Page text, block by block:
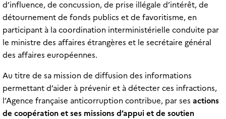
d’influence, de concussion, de prise illégale d’intérêt, de
détournement de fonds publics et de favoritisme, en
participant à la coordination interministérielle conduite par
le ministre des affaires étrangères et le secrétaire général
des affaires européennes.
Au titre de sa mission de diffusion des informations
permettant d’aider à prévenir et à détecter ces infractions,
l’Agence française anticorruption contribue, par ses actions
de coopération et ses missions d’appui et de soutien